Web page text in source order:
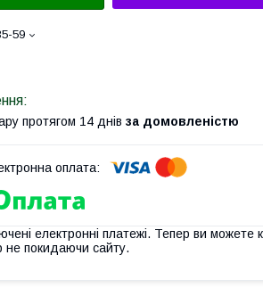
59
протягом 14 днів за домовленістю
електронні платежі. Тепер ви можете
не покидаючи сайту.